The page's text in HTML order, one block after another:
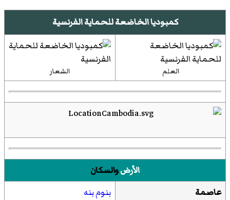
كمبوديا الخاضعة للحماية الفرنسية
العلم الشعار
الأرضوالسكان
عاصمة
بنوم بنه